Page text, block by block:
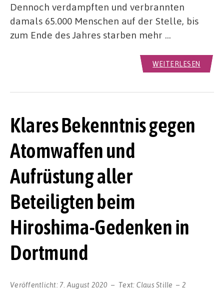
Dennoch verdampften und verbrannten
damals 65.000 Menschen auf der Stelle, bis
zum Ende des Jahres starben mehr …
WEITERLESEN
Klares Bekenntnis gegen
Atomwaffen und
Aufrüstung aller
Beteiligten beim
Hiroshima-Gedenken in
Dortmund
Veröffentlicht: 7. August 2020 Text: Claus Stille 2